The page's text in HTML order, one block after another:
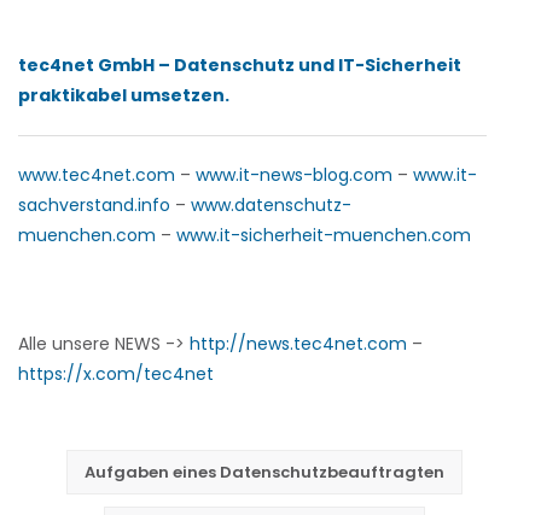
tec4net GmbH – Datenschutz und IT-Sicherheit
praktikabel umsetzen.
www.tec4net.com – www.it-news-blog.com – www.it-
sachverstand.info – www.datenschutz-
muenchen.com – www.it-sicherheit-muenchen.com
Alle unsere NEWS -> http://news.tec4net.com –
https://x.com/tec4net
Aufgaben eines Datenschutzbeauftragten